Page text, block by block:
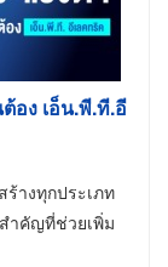
อง เอ็น.พี.ที.อี
างทุกประเภท
ำคัญที่ช่วยเพิ่ม